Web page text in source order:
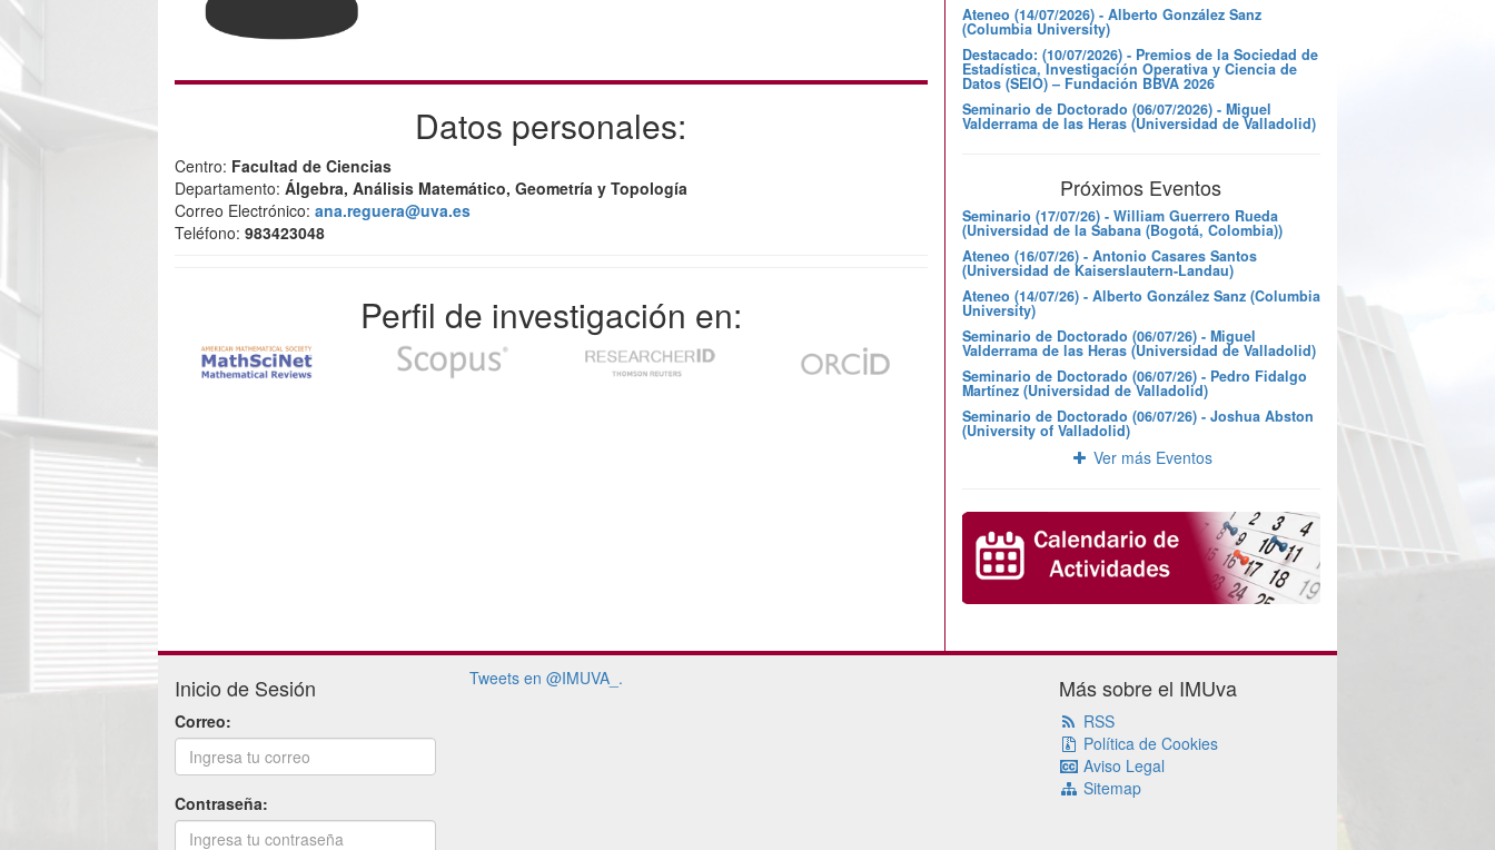
Datos personales:
Centro: Facultad de Ciencias
Departamento:Álgebra, Análisis Matemático, Geometría y Topología
Correo Electrónico:ana.reguera@uva.es
Teléfono:983423048
Perfil de investigación en:
Ateneo (14/07/2026) - Alberto González Sanz
(Columbia University)
Destacado: (10/07/2026) - Premios de la Sociedad de
Estadística, Investigación Operativa y Ciencia de
Datos (SEIO) – Fundación BBVA 2026
Seminario de Doctorado (06/07/2026) - Miguel
Valderrama de las Heras (Universidad de Valladolid)
Próximos Eventos
Seminario (17/07/26) - William Guerrero Rueda
(Universidad de la Sabana (Bogotá, Colombia))
Ateneo (16/07/26) - Antonio Casares Santos
(Universidad de Kaiserslautern-Landau)
Ateneo (14/07/26) - Alberto González Sanz (Columbia
University)
Seminario de Doctorado (06/07/26) - Miguel
Valderrama de las Heras (Universidad de Valladolid)
Seminario de Doctorado (06/07/26) - Pedro Fidalgo
Martínez (Universidad de Valladolid)
Seminario de Doctorado (06/07/26) - Joshua Abston
(University of Valladolid)
Ver más Eventos
Inicio de Sesión
Correo:
Contraseña:
Tweets en @IMUVA_. Más sobre el IMUva
RSS
Política de Cookies
Aviso Legal
Sitemap